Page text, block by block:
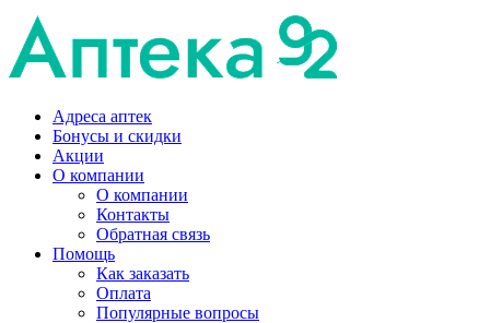
Адреса аптек
Бонусы и скидки
Акции
О компании
О компании
Контакты
Обратная связь
Помощь
Как заказать
Оплата
Популярные вопросы